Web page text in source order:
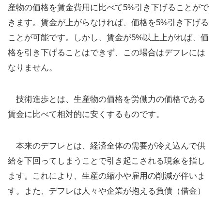
産物の価格を賃金費用に比べて5%引き下げることがで
きます。賃金が上がらなければ、価格を5%引き下げる
ことが可能です。しかし、賃金が5%以上上がれば、価
格を引き下げることはできず、この場合はデフレには
なりません。
技術進歩とは、生産物の価格を労働力の価格である
賃金に比べて相対的に安くするものです。
本来のデフレとは、経済全体の需要が冷え込んで供
給を下回ってしまうことで引き起こされる現象を指し
ます。これにより、生産の縮小や雇用の削減が伴いま
す。また、デフレは人々や企業が抱える負債（借金）